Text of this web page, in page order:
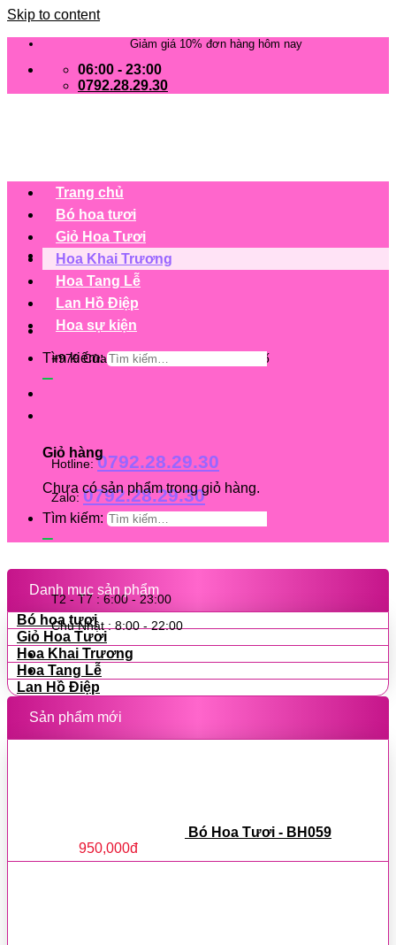
Skip to content
Giảm giá 10% đơn hàng hôm nay
06:00 - 23:00
0792.28.29.30
+979 Cửa hàng trên 63 tỉnh/ thành phố
Hotline:0792.28.29.30
Zalo: 0792.28.29.30
T2 - T7 : 6:00 - 23:00
Chủ Nhật : 8:00 - 22:00
Trang chủ
Bó hoa tươi
Giỏ Hoa Tươi
Hoa Khai Trương
Hoa Tang Lễ
Lan Hồ Điệp
Hoa sự kiện
Tìm kiếm:
Giỏ hàng
Chưa có sản phẩm trong giỏ hàng.
Tìm kiếm:
Danh mục sản phẩm
Bó hoa tươi
Giỏ Hoa Tươi
Hoa Khai Trương
Hoa Tang Lễ
Lan Hồ Điệp
Sản phẩm mới
Bó Hoa Tươi - BH059
950,000đ